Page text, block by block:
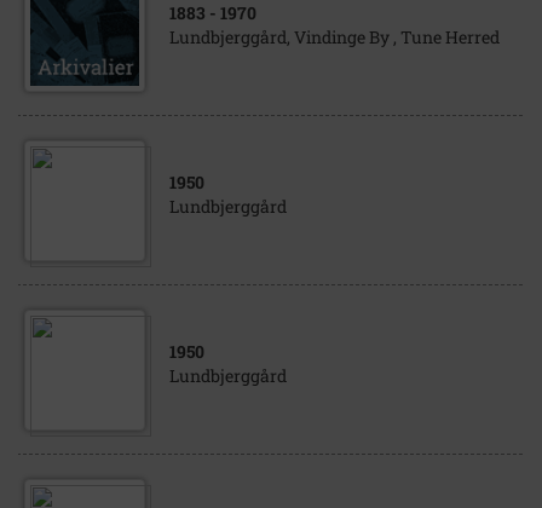
1883 - 1970
Lundbjerggård, Vindinge By , Tune Herred
1950
Lundbjerggård
1950
Lundbjerggård